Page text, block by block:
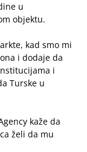
u
objektu.
kad smo mi
i dodaje da
i
Turske u
kaže da
želi da mu